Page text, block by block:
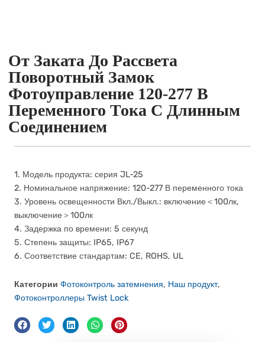
От Заката До Рассвета
Поворотный Замок
Фотоуправление 120-277 В
Переменного Тока С Длинным
Соединением
1. Модель продукта: серия JL-25
2. Номинальное напряжение: 120-277 В переменного тока
3. Уровень освещенности Вкл./Выкл.: включение＜100лк,
выключение＞100лк
4. Задержка по времени: 5 секунд
5. Степень защиты: IP65, IP67
6. Соответствие стандартам: CE, ROHS, UL
Категории Фотоконтроль затемнения, Наш продукт,
Фотоконтроллеры Twist Lock